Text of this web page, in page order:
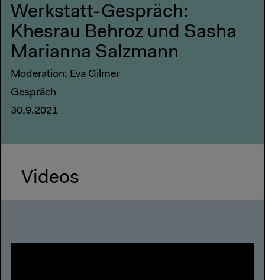
Werkstatt-Gespräch:
Khesrau Behroz und Sasha
Marianna Salzmann
Moderation: Eva Gilmer
Gespräch
30.9.2021
Videos